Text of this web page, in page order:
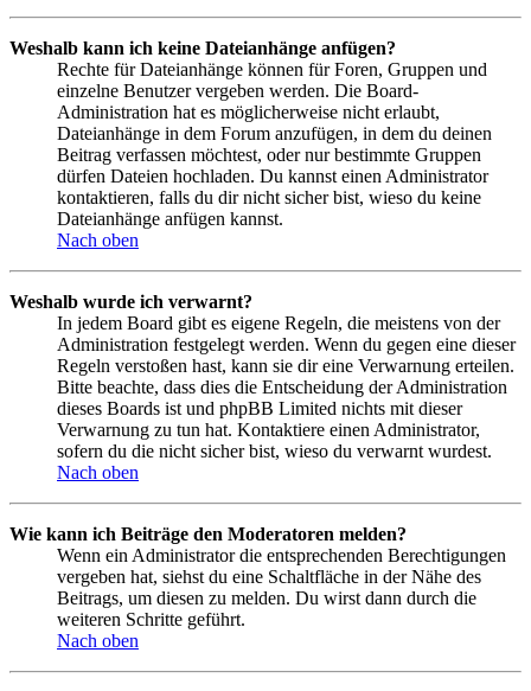
Weshalb kann ich keine Dateianhänge anfügen?
Rechte für Dateianhänge können für Foren, Gruppen und
einzelne Benutzer vergeben werden. Die Board-
Administration hat es möglicherweise nicht erlaubt,
Dateianhänge in dem Forum anzufügen, in dem du deinen
Beitrag verfassen möchtest, oder nur bestimmte Gruppen
dürfen Dateien hochladen. Du kannst einen Administrator
kontaktieren, falls du dir nicht sicher bist, wieso du keine
Dateianhänge anfügen kannst.
Nach oben
Weshalb wurde ich verwarnt?
In jedem Board gibt es eigene Regeln, die meistens von der
Administration festgelegt werden. Wenn du gegen eine dieser
Regeln verstoßen hast, kann sie dir eine Verwarnung erteilen.
Bitte beachte, dass dies die Entscheidung der Administration
dieses Boards ist und phpBB Limited nichts mit dieser
Verwarnung zu tun hat. Kontaktiere einen Administrator,
sofern du die nicht sicher bist, wieso du verwarnt wurdest.
Nach oben
Wie kann ich Beiträge den Moderatoren melden?
Wenn ein Administrator die entsprechenden Berechtigungen
vergeben hat, siehst du eine Schaltfläche in der Nähe des
Beitrags, um diesen zu melden. Du wirst dann durch die
weiteren Schritte geführt.
Nach oben